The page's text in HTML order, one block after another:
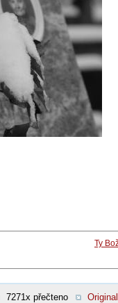
Ty
7271x přečteno
Original